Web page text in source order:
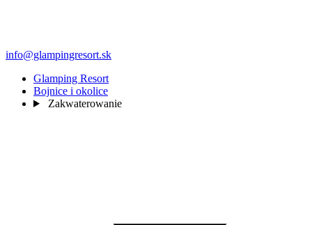
info@glampingresort.sk
Glamping Resort
Bojnice i okolice
Zakwaterowanie